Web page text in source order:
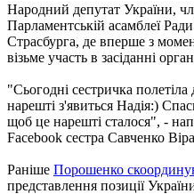
Народний депутат України,
Парламентській асамблеї
Страсбурга, де вперше з
візьме участь в засіданні
"Сьогодні сестричка
нарешті з'явиться Надія:)
щоб це нарешті сталося", -
Facebook сестра Савченко
Раніше Порошенко
представлення позиції